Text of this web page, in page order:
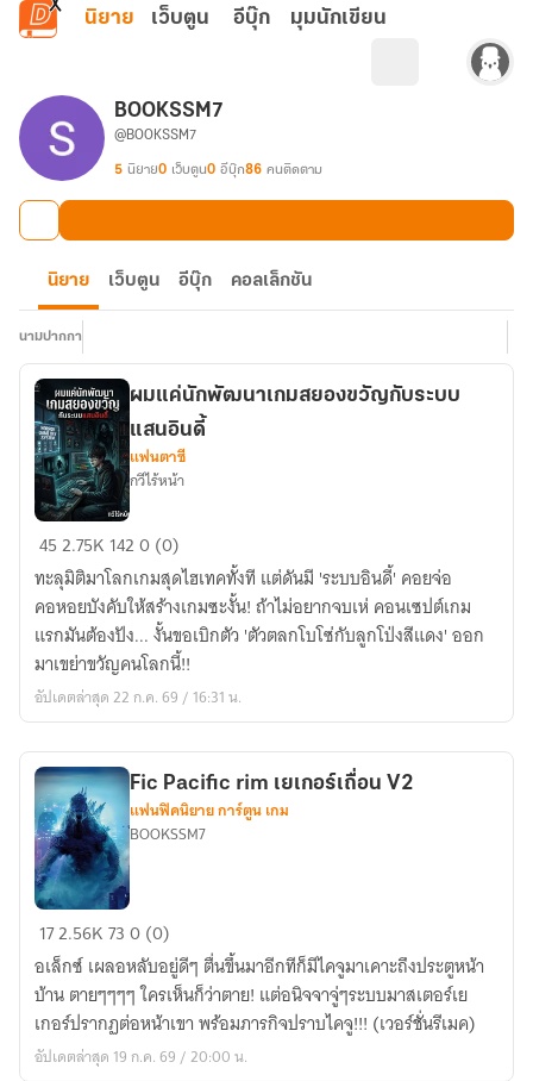
ข้ามไปยังเนื้อหาหลัก
นิยาย เว็บตูน อีบุ๊ก มุมนักเขียน
BOOKSSM7
@BOOKSSM7
5 นิยาย0 เว็บตูน0 อีบุ๊ก86 คนติดตาม
นิยาย เว็บตูน อีบุ๊ก คอลเล็กชัน
นามปากกา
ผม
นัก
พัฒนา
เกม
สยอง
ขวัญ
ระบบ
แสน
อิน
ดี้
ผมแค่นักพัฒนาเกมสยองขวัญกับระบบ
แสนอินดี้
แฟนตาซี
กวีไร้หน้า
452.75K 1420 (0)
ทะลุมิติมาโลกเกมสุดไฮเทคทั้งที แต่ดันมี 'ระบบอินดี้' คอยจ่อ
คอหอยบังคับให้สร้างเกมซะงั้น! ถ้าไม่อยากจบเห่ คอนเซปต์เกม
แรกมันต้องปัง... งั้นขอเบิกตัว 'ตัวตลกโบโซ่กับลูกโป่งสีแดง' ออก
มาเขย่าขวัญคนโลกนี้!!
อัปเดตล่าสุด 22 ก.ค. 69 / 16:31 น.
Fic
Pacific
rim
เย
เกอร์
เถื่อน
Fic Pacific rim เยเกอร์เถื่อน V2
แฟนฟิคนิยาย การ์ตูน เกม
BOOKSSM7
172.56K730 (0)
อเล็กซ์ เผลอหลับอยู่ดีๆ ตื่นขึ้นมาอีกทีก็มีไคจูมาเคาะถึงประตูหน้า
บ้าน ตายๆๆๆๆ ใครเห็นก็ว่าตาย! แต่อนิจจาจู่ๆระบบมาสเตอร์เย
เกอร์ปรากฏต่อหน้าเขา พร้อมภารกิจปราบไคจู!!! (เวอร์ชั่นรีเมค)
อัปเดตล่าสุด 19 ก.ค. 69 / 20:00 น.